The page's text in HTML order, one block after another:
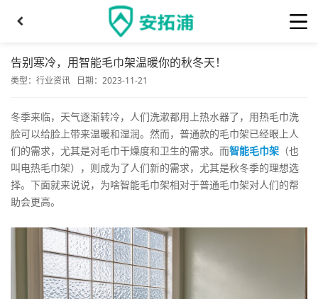
告别寒冷，用智能毛巾架温暖你的秋冬天！
类型： 行业资讯 日期：2023-11-21
冬季来临，天气逐渐转冷，人们洗漱都用上热水器了，用热毛巾洗
脸可以给脸上带来温暖和湿润。然而，普通款的毛巾架已经眼上人
们的需求，尤其是对毛巾干燥度和卫生的需求。而智能毛巾架 （也
叫电热毛巾架），则成为了人们新的需求，尤其是秋冬季的理想选
择。下面就来说说，为啥智能毛巾架相对于普通毛巾架对人们的帮
助会更高。